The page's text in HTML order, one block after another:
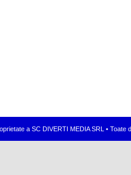
a SC DIVERTI MEDIA SRL •